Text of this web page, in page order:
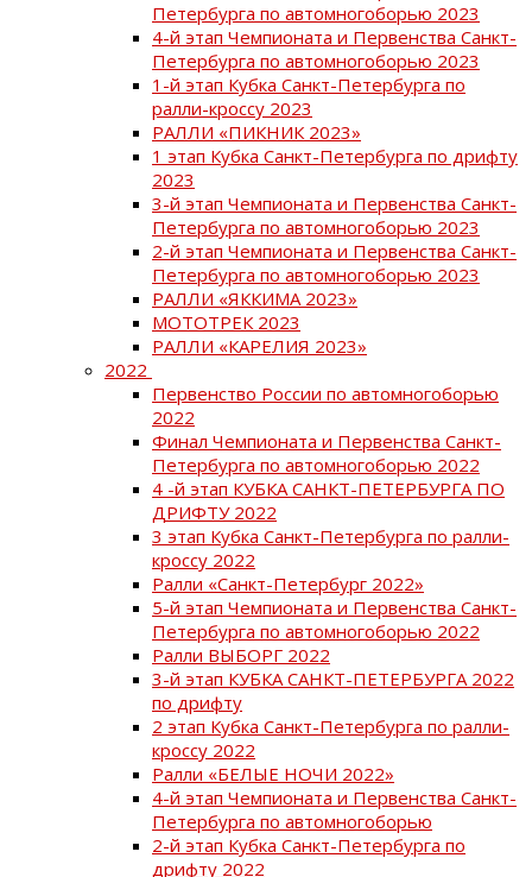
Петербурга по автомногоборью 2023
4-й этап Чемпионата и Первенства Санкт-
Петербурга по автомногоборью 2023
1-й этап Кубка Санкт-Петербурга по
ралли-кроссу 2023
РАЛЛИ «ПИКНИК 2023»
1 этап Кубка Санкт-Петербурга по дрифту
2023
3-й этап Чемпионата и Первенства Санкт-
Петербурга по автомногоборью 2023
2-й этап Чемпионата и Первенства Санкт-
Петербурга по автомногоборью 2023
РАЛЛИ «ЯККИМА 2023»
МОТОТРЕК 2023
РАЛЛИ «КАРЕЛИЯ 2023»
2022
Первенство России по автомногоборью
2022
Финал Чемпионата и Первенства Санкт-
Петербурга по автомногоборью 2022
4 -й этап КУБКА САНКТ-ПЕТЕРБУРГА ПО
ДРИФТУ 2022
3 этап Кубка Санкт-Петербурга по ралли-
кроссу 2022
Ралли «Санкт-Петербург 2022»
5-й этап Чемпионата и Первенства Санкт-
Петербурга по автомногоборью 2022
Ралли ВЫБОРГ 2022
3-й этап КУБКА САНКТ-ПЕТЕРБУРГА 2022
по дрифту
2 этап Кубка Санкт-Петербурга по ралли-
кроссу 2022
Ралли «БЕЛЫЕ НОЧИ 2022»
4-й этап Чемпионата и Первенства Санкт-
Петербурга по автомногоборью
2-й этап Кубка Санкт-Петербурга по
дрифту 2022